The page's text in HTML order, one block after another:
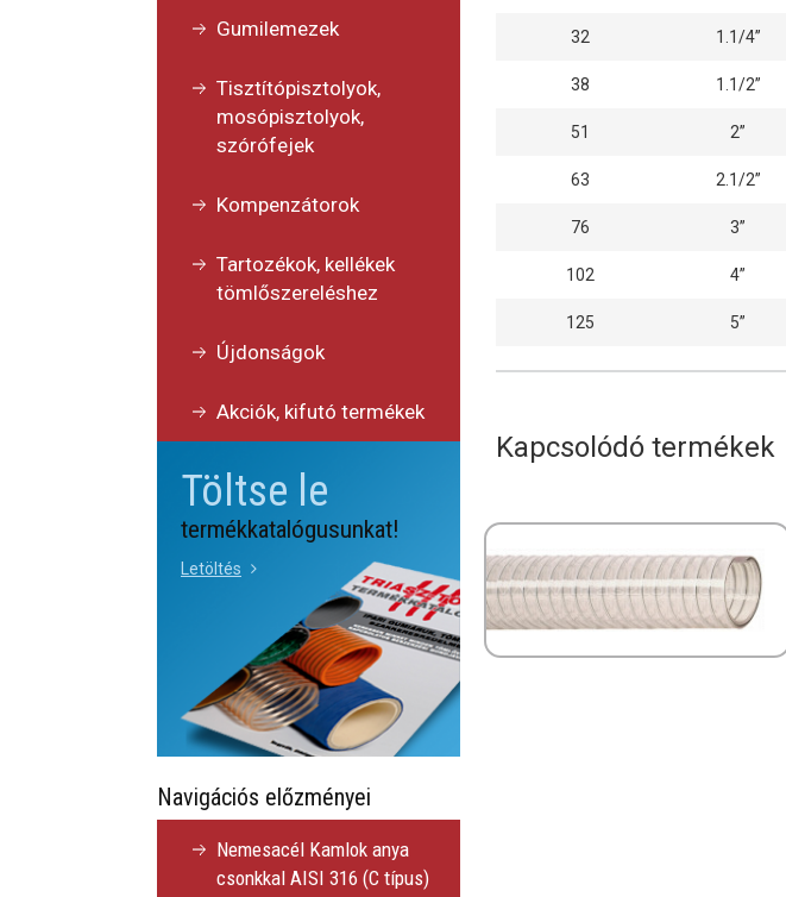
Gumilemezek
Tisztítópisztolyok,
mosópisztolyok,
szórófejek
Kompenzátorok
Tartozékok, kellékek
tömlőszereléshez
Újdonságok
Akciók, kifutó termékek
Töltse le
termékkatalógusunkat!
Letöltés
Navigációs előzményei
Nemesacél Kamlok anya
csonkkal AISI 316 (C típus)
32 1.1/4”
38 1.1/2”
51 2”
63 2.1/2”
76 3”
102 4”
125 5”
Kapcsolódó termékek